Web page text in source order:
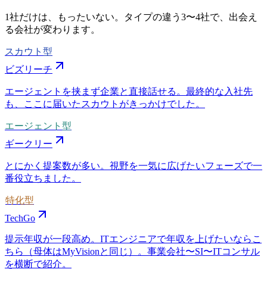
1社だけは、もったいない。タイプの違う 3〜4社で、出会え
る会社が変わります。
スカウト型
ビズリーチ
エージェントを挟まず企業と直接話せる。最終的な入社先
も、ここに届いたスカウトがきっかけでした。
エージェント型
ギークリー
とにかく提案数が多い。視野を一気に広げたいフェーズで一
番役立ちました。
特化型
TechGo
提示年収が一段高め。ITエンジニアで年収を上げたいならこ
ちら（母体はMyVisionと同じ）。事業会社〜SI〜ITコンサル
を横断で紹介。